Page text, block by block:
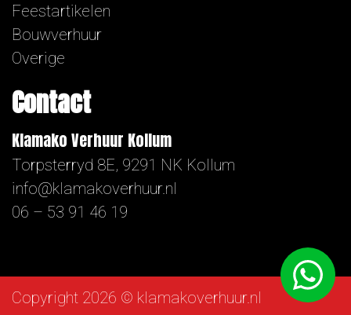
Feestartikelen
Bouwverhuur
Overige
Contact
Klamako Verhuur Kollum
Torpsterryd 8E, 9291 NK Kollum
info@klamakoverhuur.nl
06 – 53 91 46 19
Copyright 2026 © klamakoverhuur.nl